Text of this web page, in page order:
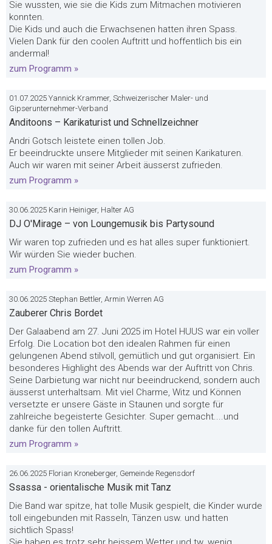
Sie wussten, wie sie die Kids zum Mitmachen motivieren
konnten.
Die Kids und auch die Erwachsenen hatten ihren Spass.
Vielen Dank für den coolen Auftritt und hoffentlich bis ein
andermal!
zum Programm »
01.07.2025 Yannick Krammer, Schweizerischer Maler- und
Gipserunternehmer-Verband
Anditoons – Karikaturist und Schnellzeichner
Andri Gotsch leistete einen tollen Job.
Er beeindruckte unsere Mitglieder mit seinen Karikaturen.
Auch wir waren mit seiner Arbeit äusserst zufrieden.
zum Programm »
30.06.2025 Karin Heiniger, Halter AG
DJ O'Mirage – von Loungemusik bis Partysound
Wir waren top zufrieden und es hat alles super funktioniert.
Wir würden Sie wieder buchen.
zum Programm »
30.06.2025 Stephan Bettler, Armin Werren AG
Zauberer Chris Bordet
Der Galaabend am 27. Juni 2025 im Hotel HUUS war ein voller
Erfolg. Die Location bot den idealen Rahmen für einen
gelungenen Abend stilvoll, gemütlich und gut organisiert. Ein
besonderes Highlight des Abends war der Auftritt von Chris.
Seine Darbietung war nicht nur beeindruckend, sondern auch
äusserst unterhaltsam. Mit viel Charme, Witz und Können
versetzte er unsere Gäste in Staunen und sorgte für
zahlreiche begeisterte Gesichter. Super gemacht....und
danke für den tollen Auftritt.
zum Programm »
26.06.2025 Florian Kroneberger, Gemeinde Regensdorf
Ssassa - orientalische Musik mit Tanz
Die Band war spitze, hat tolle Musik gespielt, die Kinder wurde
toll eingebunden mit Rasseln, Tänzen usw. und hatten
sichtlich Spass!